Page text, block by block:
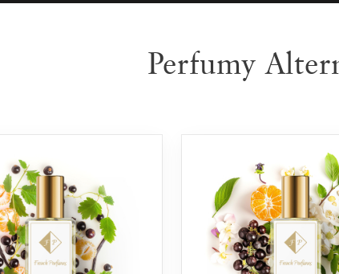
Perfumy